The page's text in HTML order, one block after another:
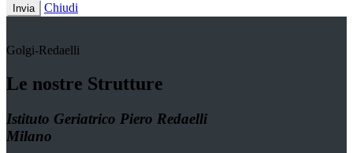
Invia Chiudi
Golgi-Redaelli
Le nostre Strutture
Istituto Geriatrico Piero Redaelli
Milano